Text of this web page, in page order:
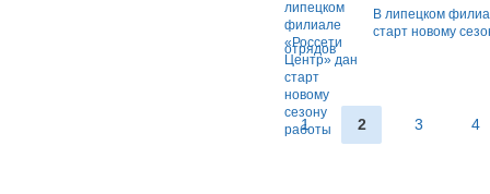
В липецком
старт новому
отрядов
1 2 3 4